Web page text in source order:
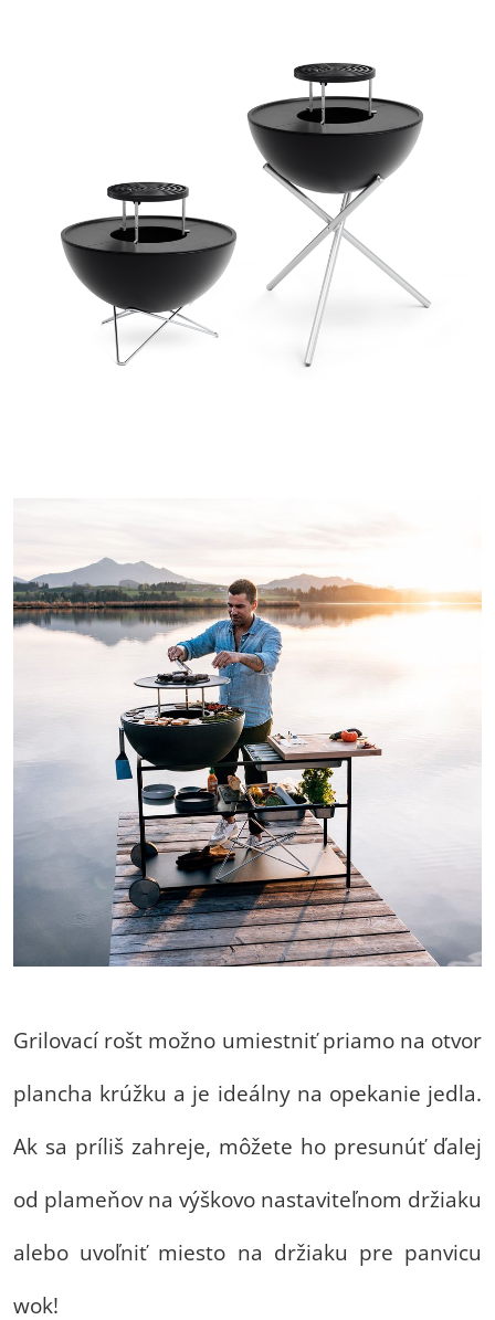
Grilovací rošt možno umiestniť priamo na otvor
plancha krúžku a je ideálny na opekanie jedla.
Ak sa príliš zahreje, môžete ho presunúť ďalej
od plameňov na výškovo nastaviteľnom držiaku
alebo uvoľniť miesto na držiaku pre panvicu
wok!